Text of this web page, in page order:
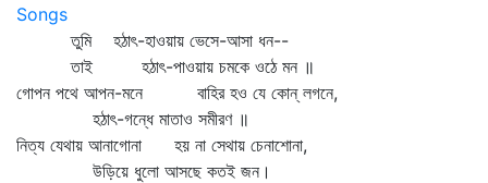
Songs
তুমি হঠাৎ-হাওয়ায় ভেসে-আসা ধন--
তাই হঠাৎ-পাওয়ায় চমকে ওঠে মন ॥
গোপন পথে আপন-মনে বাহির হও যে কোন্‌ লগনে,
হঠাৎ-গন্ধে মাতাও সমীরণ ॥
নিত্য যেথায় আনাগোনা হয় না সেথায় চেনাশোনা,
উড়িয়ে ধুলো আসছে কতই জন।